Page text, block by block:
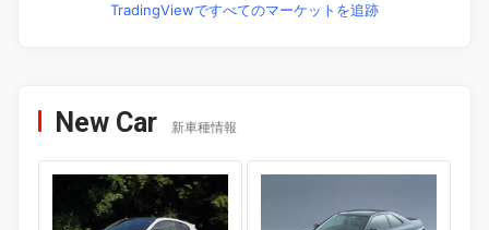
TradingViewですべてのマーケットを追跡
New Car 新車種情報